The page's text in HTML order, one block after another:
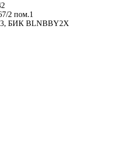
2 пом.1
БИК BLNBBY2X